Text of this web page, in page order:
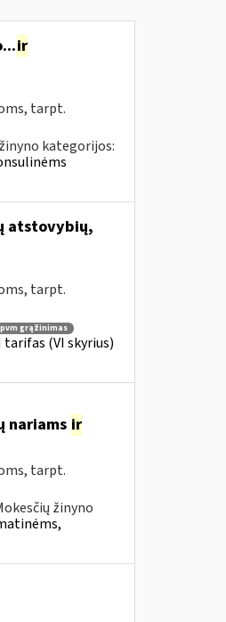
ir
tarpt.
kategorijos:
atstovybių,
tarpt.
pvm grąžinimas
tarifas (VI skyrius)
nariams ir
tarpt.
žinyno